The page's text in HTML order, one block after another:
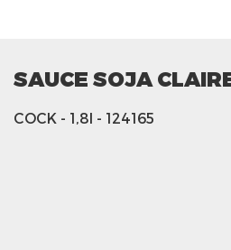
SAUCE SOJA
COCK - 1,8l - 124165